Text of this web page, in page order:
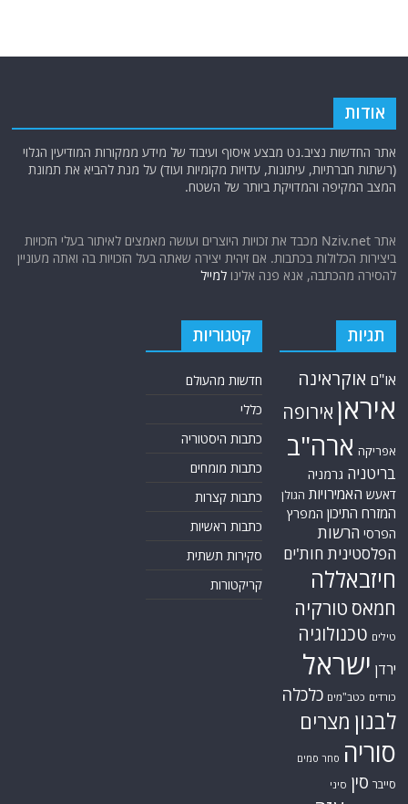
אתר Nziv.net מכבד את זכויות היוצרים ועושה מאמצים לאיתור בעלי הזכויות
להסירה מהכתבה, אנא פנה אלינו
תגיות
אוקראינה
איראןאירופה
אפריקה ארה"ב
המזרח התיכון
הפרסי הרשות
הפלסטיניתחות'ים
חיזבאללה
טורקיה
טילים טכנולוגיה
ירדן ישראל
כורדים כטב"מים כלכלה
לבנון מצרים
סוריה סחר סמים
סייבר סין סיני
סעודיה עזה
עירק
צבא סוריה חופשי
צרפת קונייטרה
קורונה קטאר
רוסיה רפואה
שיעים תוכנית הגרעין
קטגוריות
כתבות היסטוריה
כתבות קצרות
כתבות ראשיות
סקירות תשתית
קריקטורות